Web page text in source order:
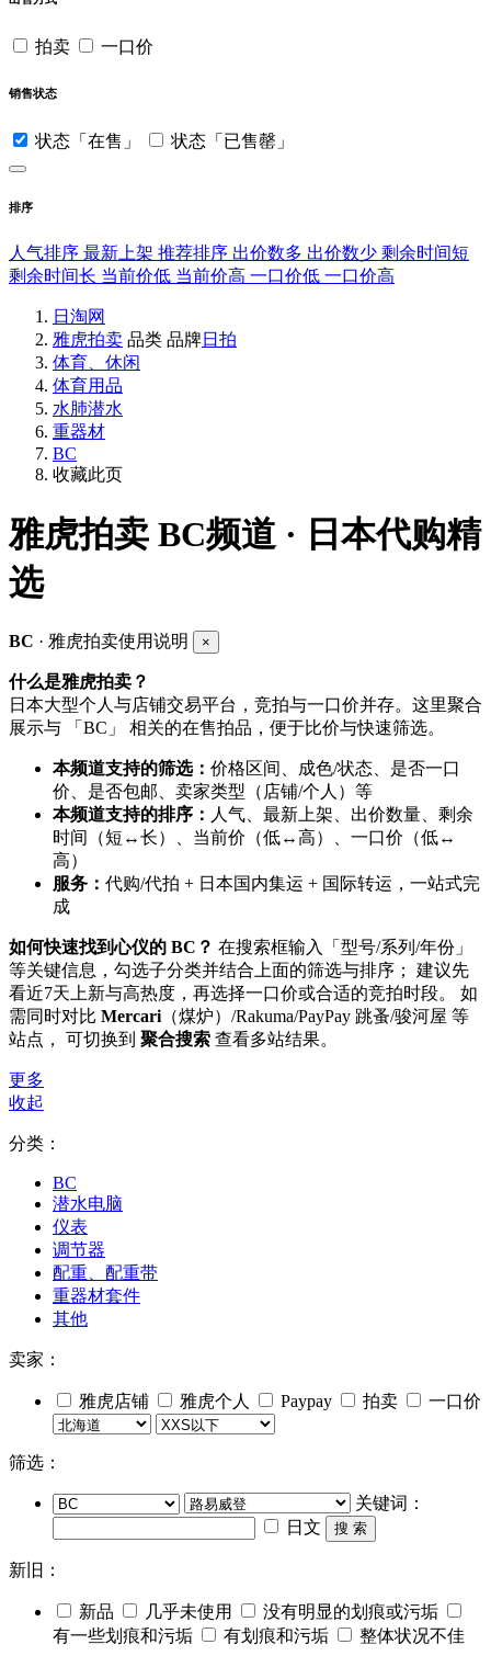
拍卖 一口价
销售状态
状态「在售」 状态「已售罄」
排序
人气排序 最新上架 推荐排序 出价数多 出价数少 剩余时间短
剩余时间长 当前价低 当前价高 一口价低 一口价高
日淘网
雅虎拍卖 品类 品牌日拍
体育、休闲
体育用品
水肺潜水
重器材
BC
收藏此页
雅虎拍卖 BC频道 · 日本代购精
选
BC · 雅虎拍卖使用说明 ×
什么是雅虎拍卖？
日本大型个人与店铺交易平台，竞拍与一口价并存。这里聚合
展示与 「BC」 相关的在售拍品，便于比价与快速筛选。
本频道支持的筛选： 价格区间、成色/状态、是否一口
价、是否包邮、卖家类型（店铺/个人）等
本频道支持的排序： 人气、最新上架、出价数量、剩余
时间（短↔长）、当前价（低↔高）、一口价（低↔
高）
服务： 代购/代拍 + 日本国内集运 + 国际转运，一站式完
成
如何快速找到心仪的 BC？ 在搜索框输入「型号/系列/年份」
等关键信息，勾选子分类并结合上面的筛选与排序； 建议先
看近7天上新与高热度，再选择一口价或合适的竞拍时段。 如
需同时对比 Mercari （煤炉）/Rakuma/PayPay 跳蚤/骏河屋 等
站点， 可切换到 聚合搜索 查看多站结果。
更多
收起
分类：
BC
潜水电脑
仪表
调节器
配重、配重带
重器材套件
其他
卖家：
雅虎店铺 雅虎个人 Paypay 拍卖 一口价
筛选：
关键词：
日文
搜 索
新旧：
新品 几乎未使用
没有明显的划痕或污垢
有一些划痕和污垢
有划痕和污垢 整体状况不佳